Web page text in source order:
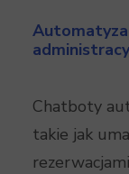
Chatboty
takie jak